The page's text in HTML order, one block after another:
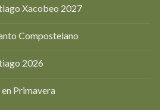
Xacobeo 2027
Compostelano
2026
Primavera